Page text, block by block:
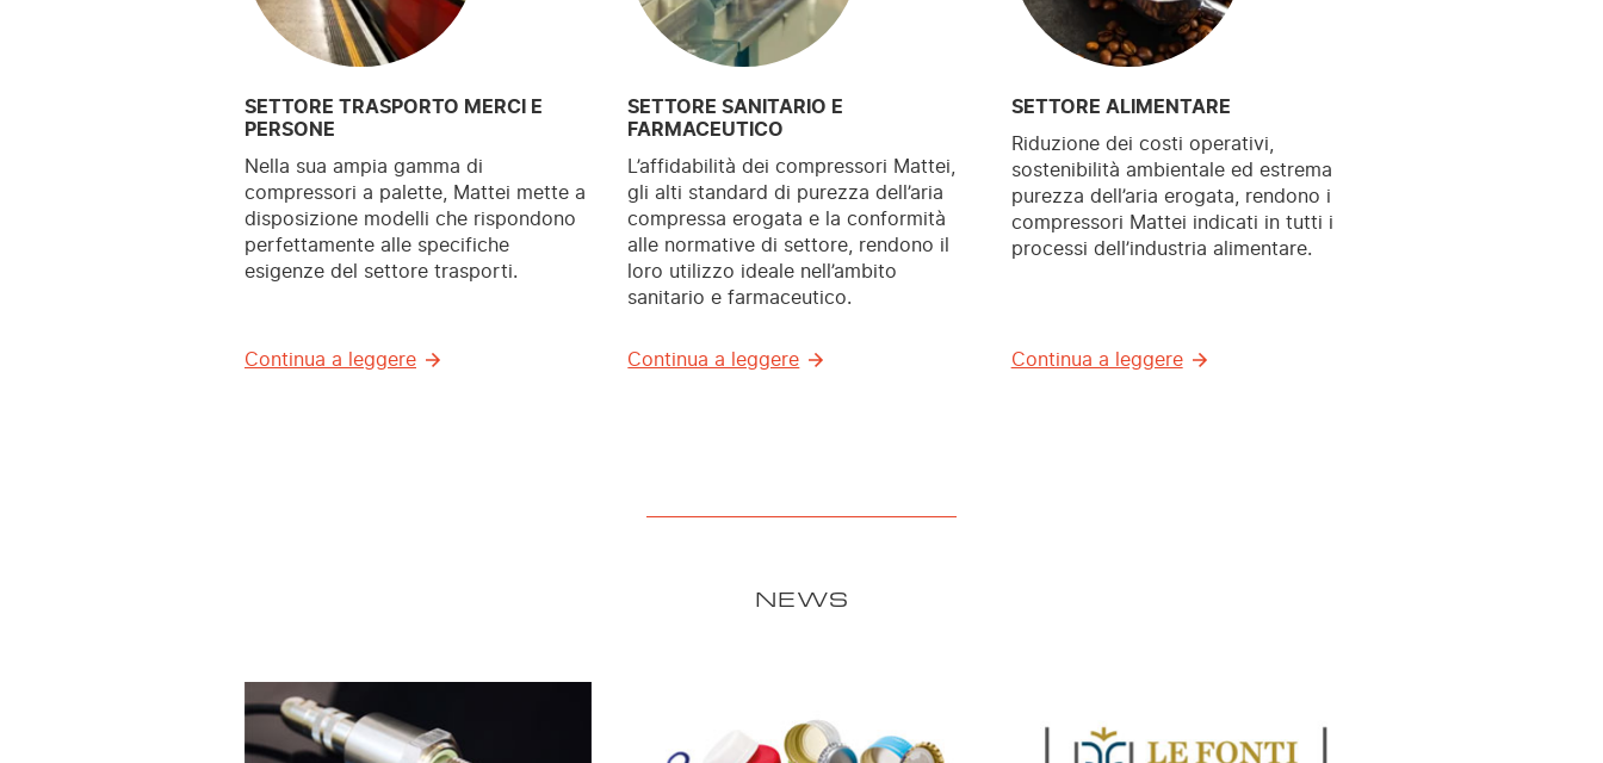
SETTORE TRASPORTO MERCI E
PERSONE
Nella sua ampia gamma di
compressori a palette, Mattei mette a
disposizione modelli che rispondono
perfettamente alle specifiche
esigenze del settore trasporti.
Continua a leggere
SETTORE SANITARIO E
FARMACEUTICO
L’affidabilità dei compressori Mattei,
gli alti standard di purezza dell’aria
compressa erogata e la conformità
alle normative di settore, rendono il
loro utilizzo ideale nell’ambito
sanitario e farmaceutico.
Continua a leggere
SETTORE ALIMENTARE
Riduzione dei costi operativi,
sostenibilità ambientale ed estrema
purezza dell’aria erogata, rendono i
compressori Mattei indicati in tutti i
processi dell’industria alimentare.
Continua a leggere
NEWS